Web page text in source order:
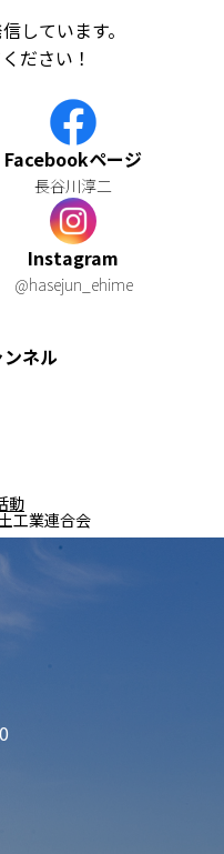
しています。
ださい！
Facebookページ
長谷川淳二
Instagram
@hasejun_ehime
ネル
動
工業連合会